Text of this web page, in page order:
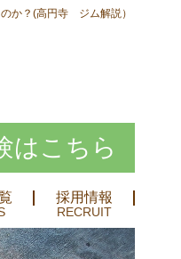
か？(高円寺 ジム解説）
はこちら
採用情報